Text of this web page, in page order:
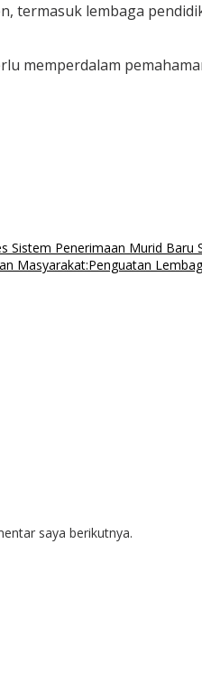
termasuk lembaga
memperdalam
Sistem Penerimaan Murid Baru
Masyarakat:Penguatan
saya berikutnya.